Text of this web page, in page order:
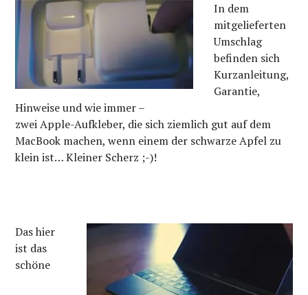
In dem
mitgelieferten
Umschlag
befinden sich
Kurzanleitung,
Garantie,
Hinweise und wie immer –
zwei Apple-Aufkleber, die sich ziemlich gut auf dem
MacBook machen, wenn einem der schwarze Apfel zu
klein ist… Kleiner Scherz ;-)!
Das hier
ist das
schöne